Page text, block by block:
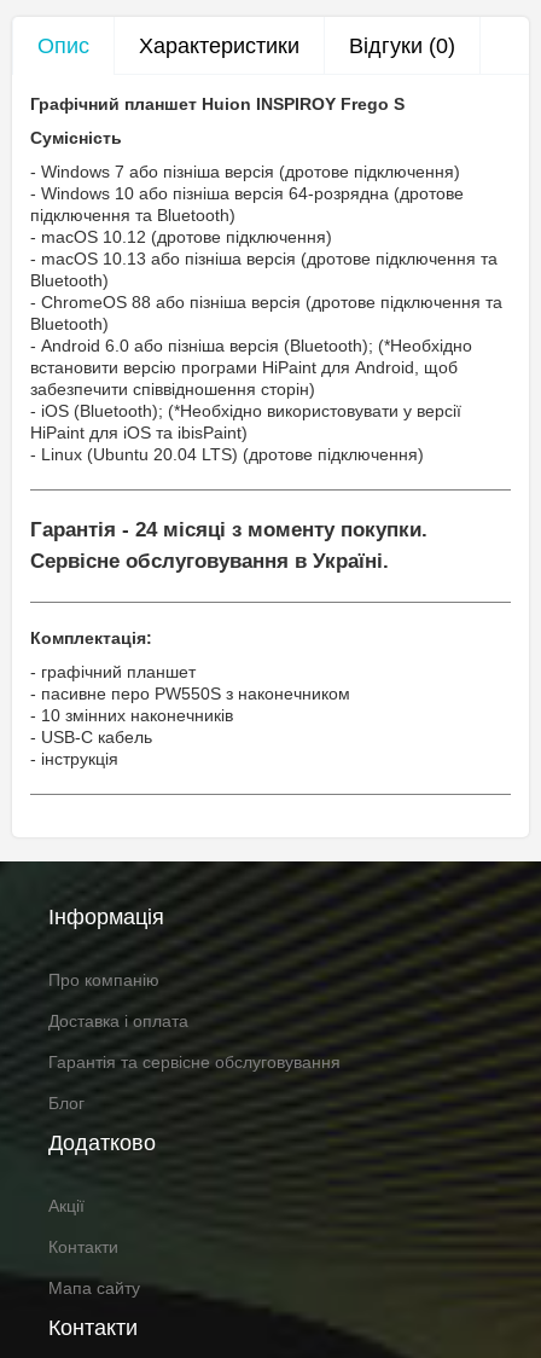
Опис Характеристики Відгуки (0)
Графічний планшет Huion INSPIROY Frego S
Сумісність
- Windows 7 або пізніша версія (дротове підключення)
- Windows 10 або пізніша версія 64-розрядна (дротове
підключення та Bluetooth)
- macOS 10.12 (дротове підключення)
- macOS 10.13 або пізніша версія (дротове підключення та
Bluetooth)
- ChromeOS 88 або пізніша версія (дротове підключення та
Bluetooth)
- Android 6.0 або пізніша версія (Bluetooth); (*Необхідно
встановити версію програми HiPaint для Android, щоб
забезпечити співвідношення сторін)
- iOS (Bluetooth); (*Необхідно використовувати у версії
HiPaint для iOS та ibisPaint)
- Linux (Ubuntu 20.04 LTS) (дротове підключення)
Гарантія - 24 місяці з моменту покупки.
Сервісне обслуговування в Україні.
Комплектація:
- графічний планшет
- пасивне перо PW550S з наконечником
- 10 змінних наконечників
- USB-C кабель
- інструкція
Інформація
Про компанію
Доставка і оплата
Гарантія та сервісне обслуговування
Блог
Додатково
Акції
Контакти
Мапа сайту
Контакти